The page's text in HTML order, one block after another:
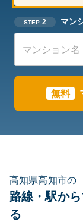
STEP 2 マン
無料
高知県高知市の
路線・駅か
る